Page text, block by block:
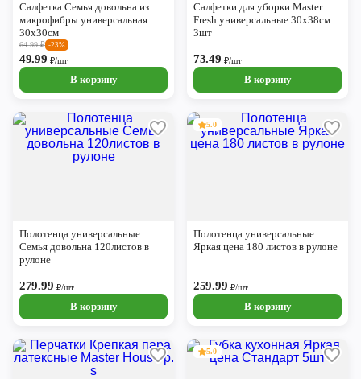
Салфетка Семья довольна из
микрофибры универсальная
30х30см
64.99₽ -23%
49.99₽/шт
В корзину
Салфетки для уборки Master
Fresh универсальные 30х38см
3шт
73.49₽/шт
В корзину
Полотенца универсальные
Семья довольна 120листов в
рулоне
279.99 ₽/шт
В корзину
5.0
Полотенца универсальные
Яркая цена 180 листов в рулоне
259.99 ₽/шт
В корзину
5.0